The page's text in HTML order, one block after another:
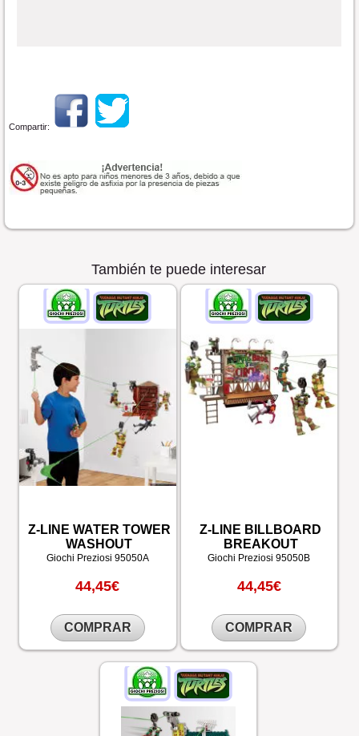
Compartir:
También te puede interesar
Z-LINE WATER TOWER
WASHOUT
Giochi Preziosi 95050A
44,45€
COMPRAR
Z-LINE BILLBOARD
BREAKOUT
Giochi Preziosi 95050B
44,45€
COMPRAR